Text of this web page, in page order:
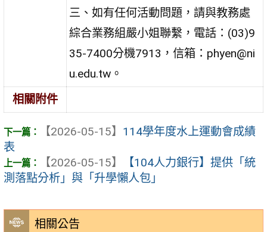
相關公告
三、如有任何活動問題，請與教務處
綜合業務組嚴小姐聯繫，電話：(03)9
35-7400分機7913，信箱：phyen@ni
u.edu.tw。
相關附件
【2026-05-15】 114學年度水上運動會成績
表
【2026-05-15】
【104人力銀行】提供「統
測落點分析」與「升學懶人包」